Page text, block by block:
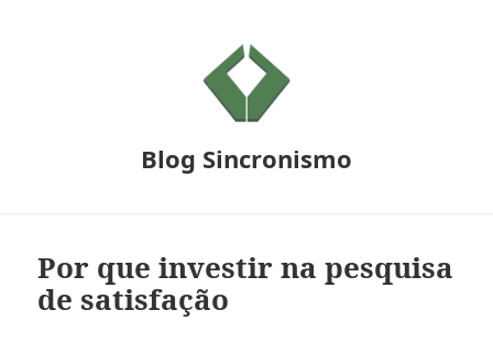
Blog Sincronismo
Por que investir na pesquisa
de satisfação